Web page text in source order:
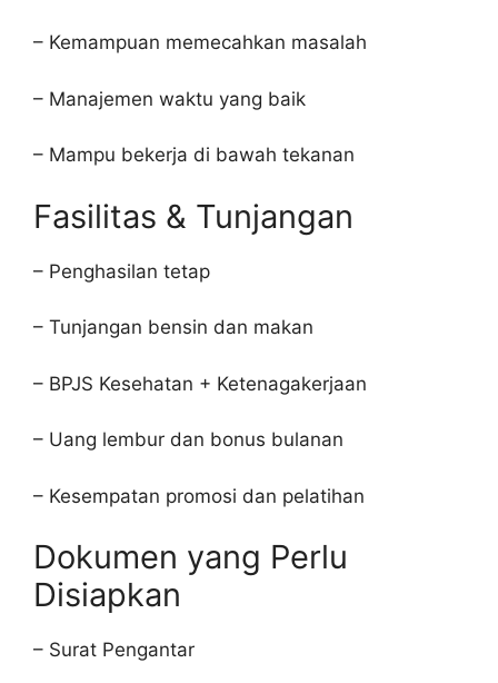
– Kemampuan memecahkan masalah
– Manajemen waktu yang baik
– Mampu bekerja di bawah tekanan
Fasilitas & Tunjangan
– Penghasilan tetap
– Tunjangan bensin dan makan
– BPJS Kesehatan + Ketenagakerjaan
– Uang lembur dan bonus bulanan
– Kesempatan promosi dan pelatihan
Dokumen yang Perlu
Disiapkan
– Surat Pengantar